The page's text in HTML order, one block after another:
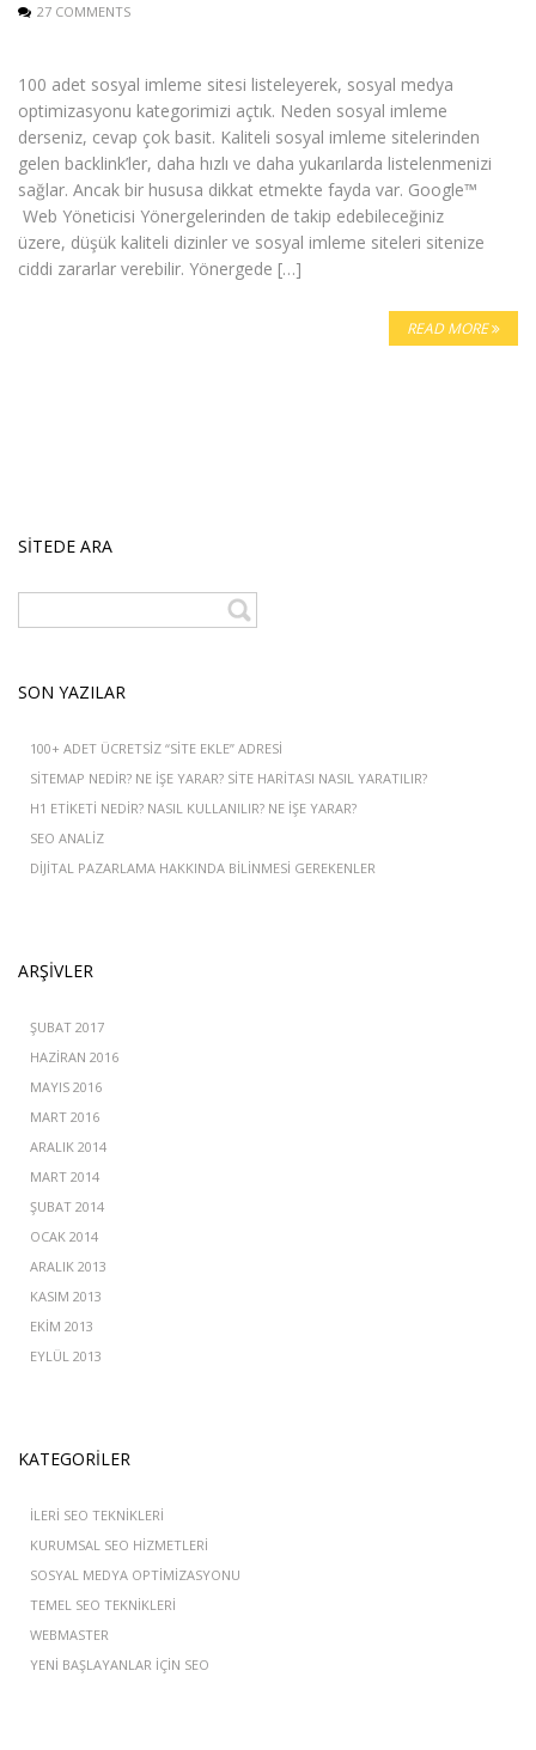
27 COMMENTS
100 adet sosyal imleme sitesi listeleyerek, sosyal medya
optimizasyonu kategorimizi açtık. Neden sosyal imleme
derseniz, cevap çok basit. Kaliteli sosyal imleme sitelerinden
gelen backlink’ler, daha hızlı ve daha yukarılarda listelenmenizi
sağlar. Ancak bir hususa dikkat etmekte fayda var. Google™
Web Yöneticisi Yönergelerinden de takip edebileceğiniz
üzere, düşük kaliteli dizinler ve sosyal imleme siteleri sitenize
ciddi zararlar verebilir. Yönergede […]
READ MORE
SITEDE ARA
SON YAZILAR
100+ ADET ÜCRETSIZ “SITE EKLE” ADRESI
SITEMAP NEDIR? NE IŞE YARAR? SITE HARITASI NASIL YARATILIR?
H1 ETIKETI NEDIR? NASIL KULLANILIR? NE İŞE YARAR?
SEO ANALIZ
DIJITAL PAZARLAMA HAKKINDA BILINMESI GEREKENLER
ARŞIVLER
ŞUBAT 2017
HAZIRAN 2016
MAYIS 2016
MART 2016
ARALIK 2014
MART 2014
ŞUBAT 2014
OCAK 2014
ARALIK 2013
KASIM 2013
EKIM 2013
EYLÜL 2013
KATEGORILER
İLERI SEO TEKNIKLERI
KURUMSAL SEO HIZMETLERI
SOSYAL MEDYA OPTIMIZASYONU
TEMEL SEO TEKNIKLERI
WEBMASTER
YENI BAŞLAYANLAR IÇIN SEO